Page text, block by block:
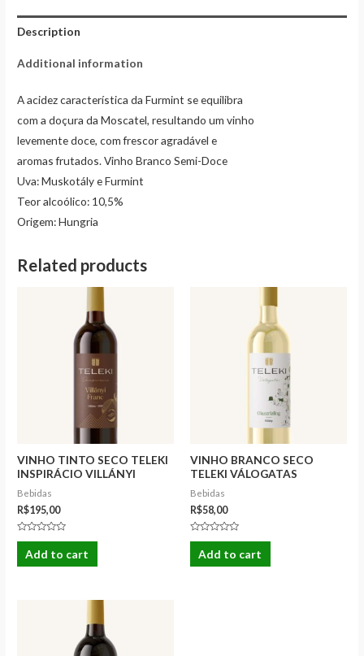
Description
Additional information
A acidez característica da Furmint se equilibra
com a doçura da Moscatel, resultando um vinho
levemente doce, com frescor agradável e
aromas frutados. Vinho Branco Semi-Doce
Uva: Muskotály e Furmint
Teor alcoólico: 10,5%
Origem: Hungria
Related products
VINHO TINTO SECO TELEKI
INSPIRÁCIO VILLÁNYI
FRANC 2021 750ML
Bebidas
R$195,00
Rated
out
of
Add to cart
VINHO BRANCO SECO
TELEKI VÁLOGATAS
OLASZRIZLING 2024 750ML
Bebidas
R$58,00
Rated
out
of
Add to cart